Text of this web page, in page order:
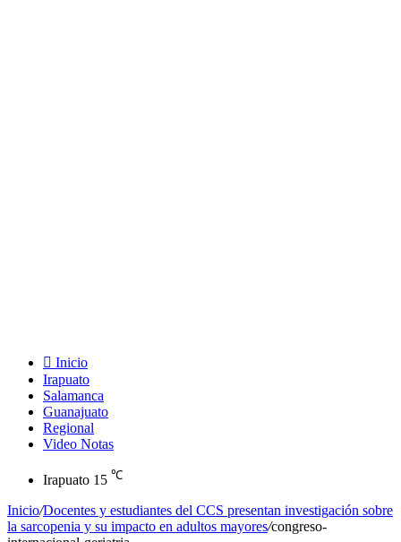
Inicio
Irapuato
Salamanca
Guanajuato
Regional
Video Notas
Irapuato 15 ℃
Inicio/Docentes y estudiantes del CCS presentan investigación sobre
la sarcopenia y su impacto en adultos mayores/congreso-